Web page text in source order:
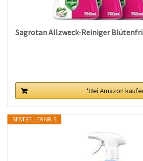
Sagrotan Allzweck-Reiniger
*Bei Amazon
BESTSELLER NR. 5